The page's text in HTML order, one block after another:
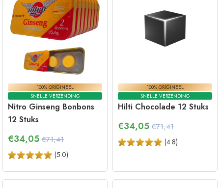
100% ORIGINEEL
SNELLE VERZENDING
Nitro Ginseng Bonbons
12 Stuks
€34,05 €71,41
(5.0)
100% ORIGINEEL
SNELLE VERZENDING
Hilti Chocolade 12 Stuks
€34,05 €71,41
(4.8)